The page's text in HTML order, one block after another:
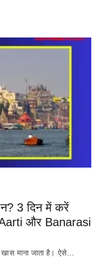
3 दिन में करें
और Banarasi
माना जाता है। ऐसे…